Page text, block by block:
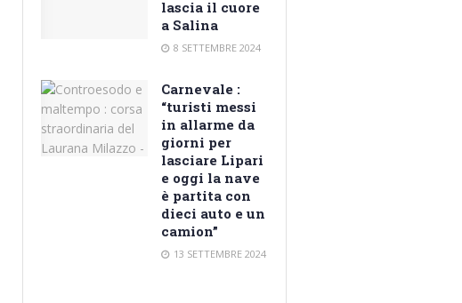
lascia il cuore
a Salina
8 SETTEMBRE 2024
Carnevale :
“turisti messi
in allarme da
giorni per
lasciare Lipari
e oggi la nave
è partita con
dieci auto e un
camion”
13 SETTEMBRE 2024